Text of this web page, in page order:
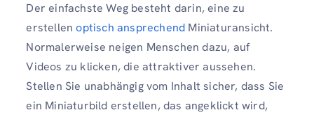
Der einfachste Weg besteht darin, eine zu
erstellenoptisch ansprechend Miniaturansicht.
Normalerweise neigen Menschen dazu, auf
Videos zu klicken, die attraktiver aussehen.
Stellen Sie unabhängig vom Inhalt sicher, dass Sie
ein Miniaturbild erstellen, das angeklickt wird,